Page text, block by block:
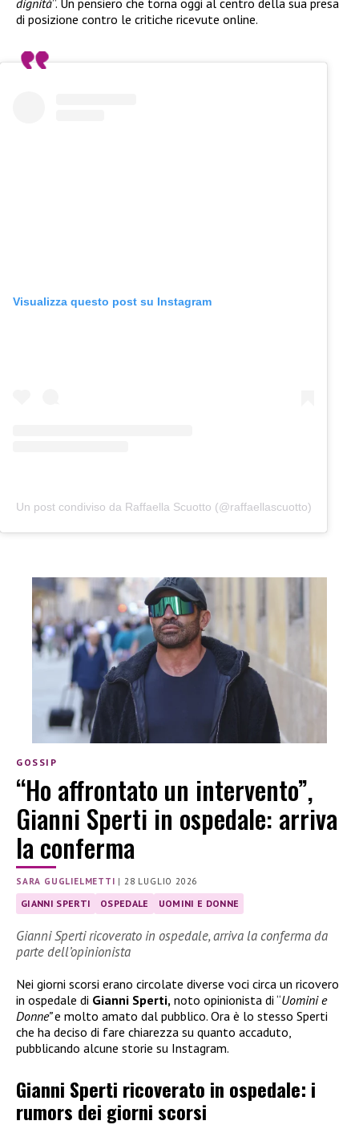
di posizione contro le critiche ricevute online.
Visualizza questo post su Instagram
Un post condiviso da Raffaella Scuotto (@raffaellascuotto)
GOSSIP
“Ho affrontato un intervento”,
Gianni Sperti in ospedale: arriva
la conferma
SARA GUGLIELMETTI |28 LUGLIO 2026
GIANNI SPERTI OSPEDALE UOMINI E DONNE
Gianni Sperti ricoverato in ospedale, arriva la conferma da
parte dell’opinionista
Nei giorni scorsi erano circolate diverse voci circa un ricovero
in ospedale di Gianni Sperti, noto opinionista di “Uomini e
Donne”e molto amato dal pubblico. Ora è lo stesso Sperti
che ha deciso di fare chiarezza su quanto accaduto,
pubblicando alcune storie su Instagram.
Gianni Sperti ricoverato in ospedale: i
rumors dei giorni scorsi